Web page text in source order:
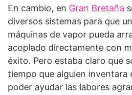
En cambio, en Gran Bretaña
diversos sistemas para que
máquinas de vapor pueda
acoplado directamente con
éxito. Pero estaba claro que
tiempo que alguien inventara
poder ayudar las labores